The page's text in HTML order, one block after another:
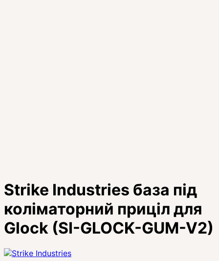
Strike Industries база під
коліматорний приціл для
Glock (SI-GLOCK-GUM-V2)